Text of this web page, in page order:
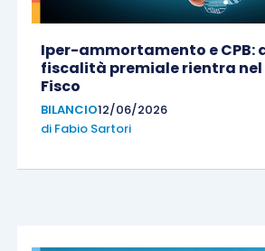
Iper-ammortamento e CPB:
fiscalità premiale rientra
Fisco
BILANCIO12/06/2026
di Fabio Sartori